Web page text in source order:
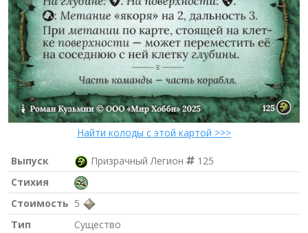
Найти колоды с этой картой >>>
Выпуск Призрачный Легион
125
Стихия
Стоимость 5
Тип
Существо